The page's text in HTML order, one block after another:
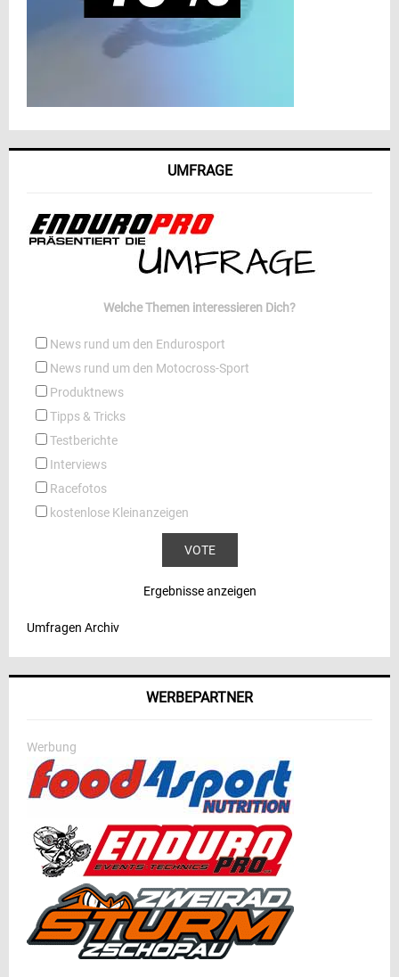
UMFRAGE
Welche Themen interessieren Dich?
News rund um den Endurosport
News rund um den Motocross-Sport
Produktnews
Tipps & Tricks
Testberichte
Interviews
Racefotos
kostenlose Kleinanzeigen
Ergebnisse anzeigen
Umfragen Archiv
WERBEPARTNER
Werbung